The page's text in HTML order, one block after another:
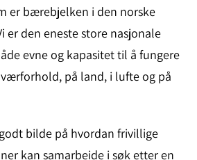
er bærebjelken i den norske
er den eneste store nasjonale
evne og kapasitet til å fungere
på land, i lufte og på
bilde på hvordan frivillige
kan samarbeide i søk etter en